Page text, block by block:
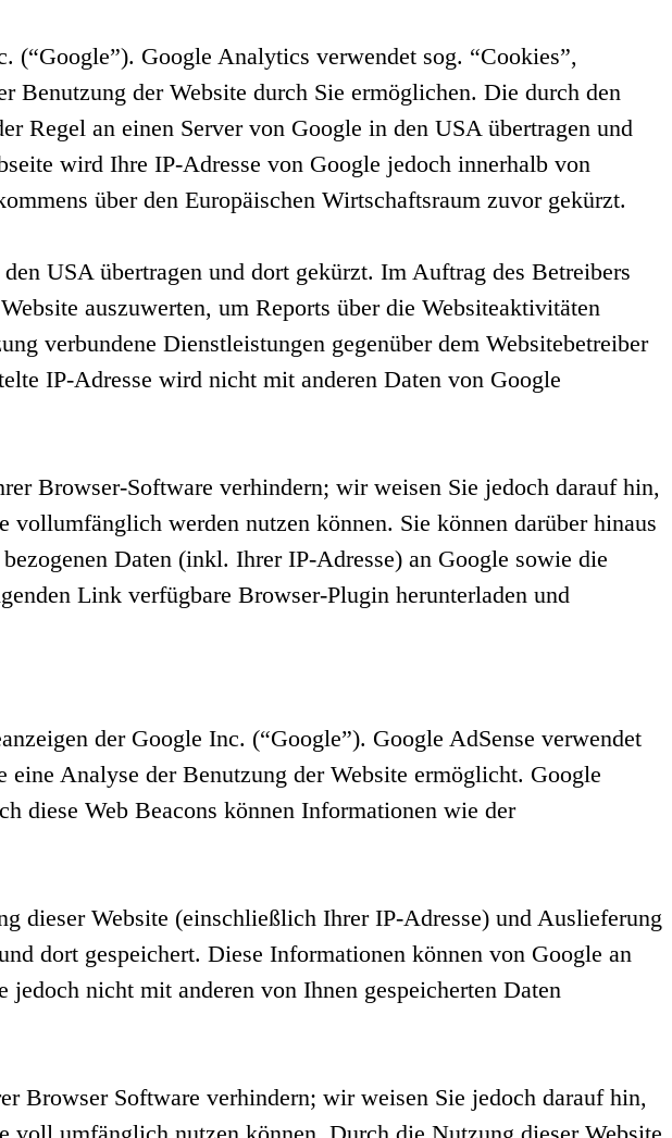
(“Google”). Google Analytics verwendet sog. “Cookies”,
Benutzung der Website durch Sie ermöglichen. Die durch den
Regel an einen Server von Google in den USA übertragen und
wird Ihre IP-Adresse von Google jedoch innerhalb von
über den Europäischen Wirtschaftsraum zuvor gekürzt.
USA übertragen und dort gekürzt. Im Auftrag des Betreibers
auszuwerten, um Reports über die Websiteaktivitäten
verbundene Dienstleistungen gegenüber dem Websitebetreiber
IP-Adresse wird nicht mit anderen Daten von Google
Browser-Software verhindern; wir weisen Sie jedoch darauf hin,
werden nutzen können. Sie können darüber hinaus
Daten (inkl. Ihrer IP-Adresse) an Google sowie die
Link verfügbare Browser-Plugin herunterladen und
der Google Inc. (“Google”). Google AdSense verwendet
Analyse der Benutzung der Website ermöglicht. Google
diese Web Beacons können Informationen wie der
dieser Website (einschließlich Ihrer IP-Adresse) und Auslieferung
dort gespeichert. Diese Informationen können von Google an
nicht mit anderen von Ihnen gespeicherten Daten
Browser Software verhindern; wir weisen Sie jedoch darauf hin,